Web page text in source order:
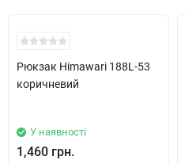
Рюкзак Himawari 188L-53
коричневий
У наявності
1,460 грн.